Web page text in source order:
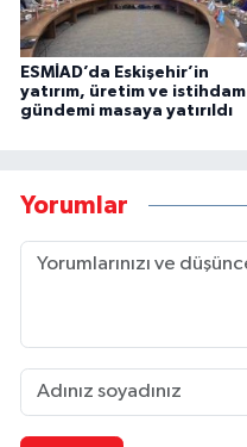
ESMİAD’da Eskişehir’in
yatırım, üretim ve istihdam
gündemi masaya yatırıldı
Yorumlar